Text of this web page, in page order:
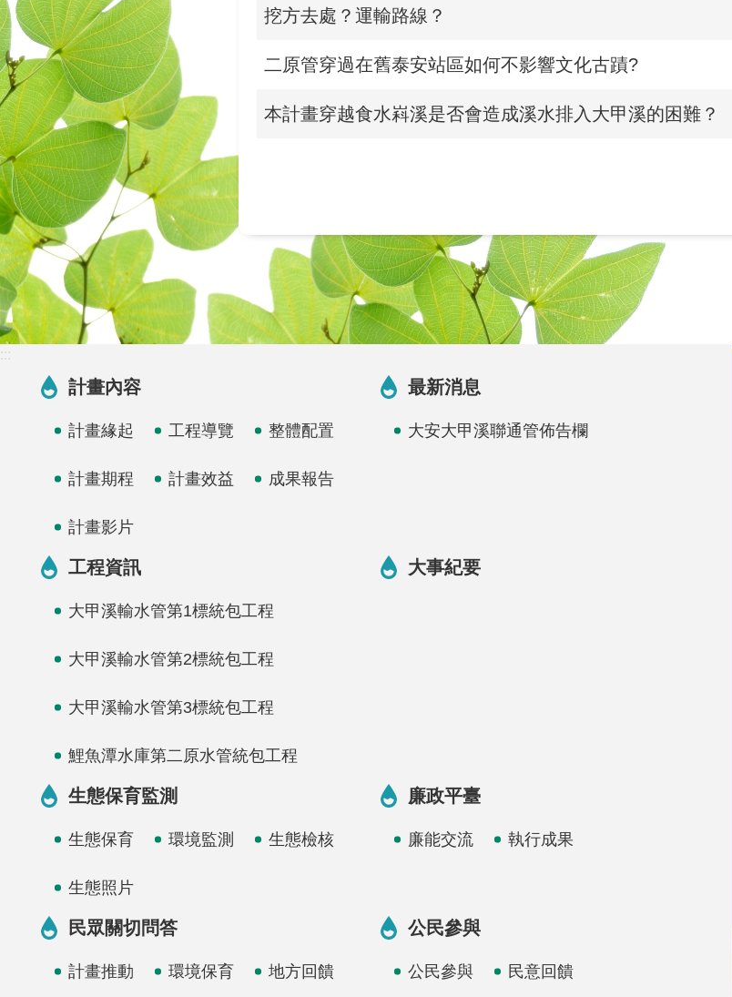
挖方去處？運輸路線？
二原管穿過在舊泰安站區如何不影響文化古蹟?
本計畫穿越食水嵙溪是否會造成溪水排入大甲溪的困難？
:::
計畫內容
計畫緣起 工程導覽 整體配置
計畫期程 計畫效益 成果報告
計畫影片
最新消息
大安大甲溪聯通管佈告欄
工程資訊
大甲溪輸水管第1標統包工程
大甲溪輸水管第2標統包工程
大甲溪輸水管第3標統包工程
鯉魚潭水庫第二原水管統包工程
大事紀要
生態保育監測
生態保育 環境監測 生態檢核
生態照片
廉政平臺
廉能交流 執行成果
民眾關切問答
計畫推動 環境保育 地方回饋
公民參與
公民參與 民意回饋